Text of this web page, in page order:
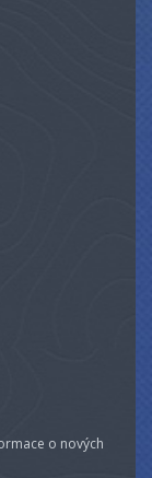
o nových